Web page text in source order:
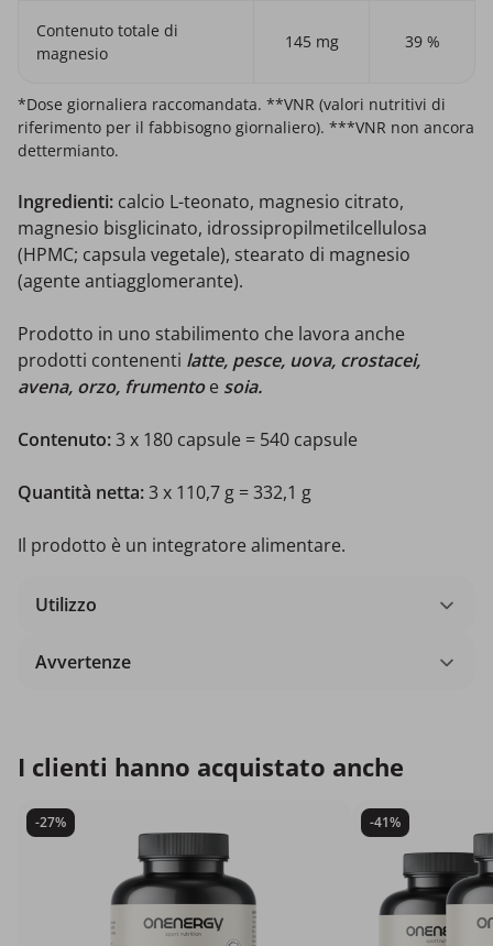
Contenuto totale di
magnesio
145 mg 39 %
*Dose giornaliera raccomandata. **VNR (valori nutritivi di
riferimento per il fabbisogno giornaliero). ***VNR non ancora
dettermianto.
Ingredienti: calcio L-teonato, magnesio citrato,
magnesio bisglicinato, idrossipropilmetilcellulosa
(HPMC; capsula vegetale), stearato di magnesio
(agente antiagglomerante).
Prodotto in uno stabilimento che lavora anche
prodotti contenenti latte, pesce, uova, crostacei,
avena, orzo, frumentoe soia.
Contenuto:3 x 180 capsule = 540 capsule
Quantità netta:3 x 110,7 g = 332,1 g
Il prodotto è un integratore alimentare.
Utilizzo
Avvertenze
I clienti hanno acquistato anche
-27% -41%